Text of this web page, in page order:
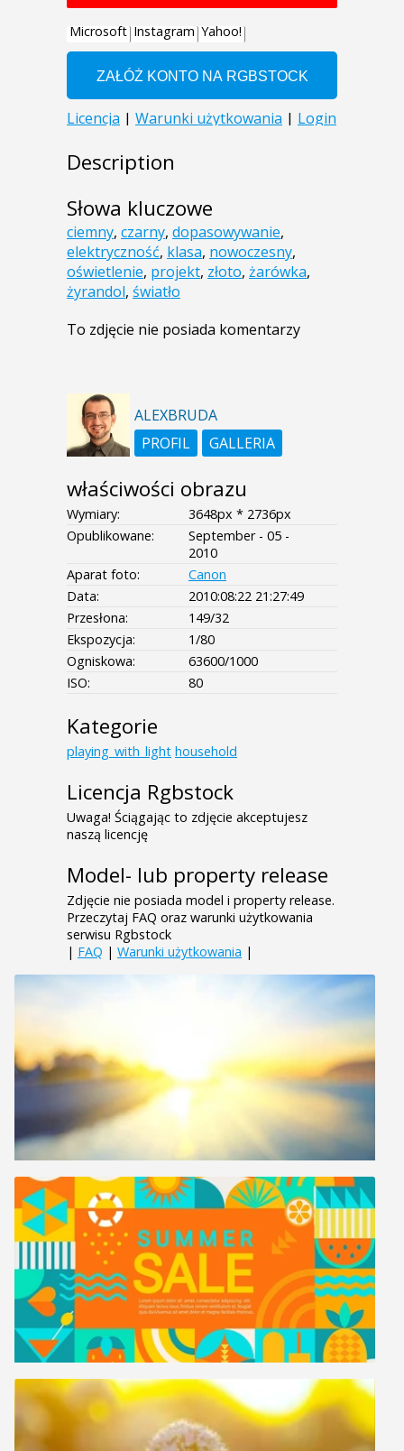
Description
Słowa kluczowe
ciemny, czarny, dopasowywanie,
elektryczność, klasa, nowoczesny,
oświetlenie, projekt, złoto, żarówka,
żyrandol, światło
To zdjęcie nie posiada komentarzy
ALEXBRUDA
PROFIL
GALLERIA
właściwości obrazu
Wymiary:
3648px * 2736px
Opublikowane:
September - 05 -
2010
Aparat foto:
Canon
Data:
2010:08:22 21:27:49
Przesłona:
149/32
Ekspozycja:
1/80
Ogniskowa:
63600/1000
ISO:
80
Kategorie
playing_with_light household
Licencja Rgbstock
Uwaga! Ściągając to zdjęcie akceptujesz
naszą licencję
Model- lub property release
Zdjęcie nie posiada model i property release.
Przeczytaj FAQ oraz warunki użytkowania
serwisu Rgbstock
| FAQ | Warunki użytkowania |